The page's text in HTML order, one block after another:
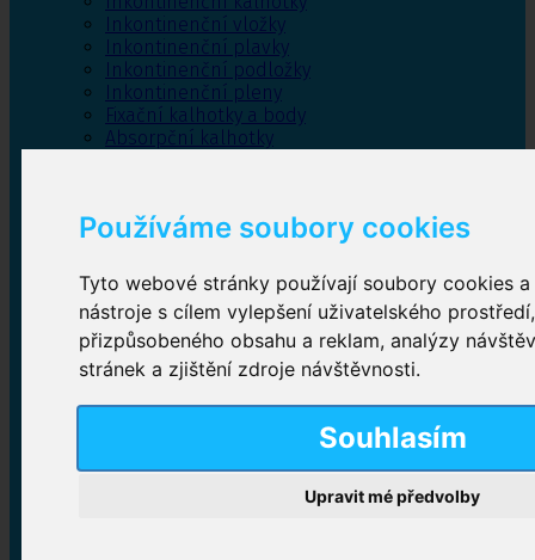
Používáme soubory cookies
Tyto webové stránky používají soubory cookies
nástroje s cílem vylepšení uživatelského
přizpůsobeného obsahu a reklam, analýzy
stránek a zjištění zdroje návštěvnosti.
Souhlasím
Upravit mé předvolby
Inkontinenční vložky
Inkontinenční plavky
Inkontinenční podložky
Inkontinenční pleny
Fixační kalhotky a body
Absorpční kalhotky
Inkontinenční kalhotky
Plenkové kalhotky navlékací,Plenkové kalhotky
zalepovací,Inkontinenční kalhotky dámské
Inkontinenční vložky